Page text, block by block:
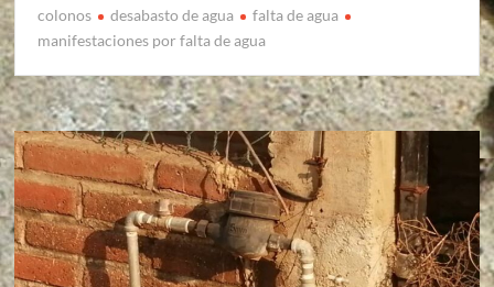
colonos desabasto de agua
falta de agua
manifestaciones por falta de agua